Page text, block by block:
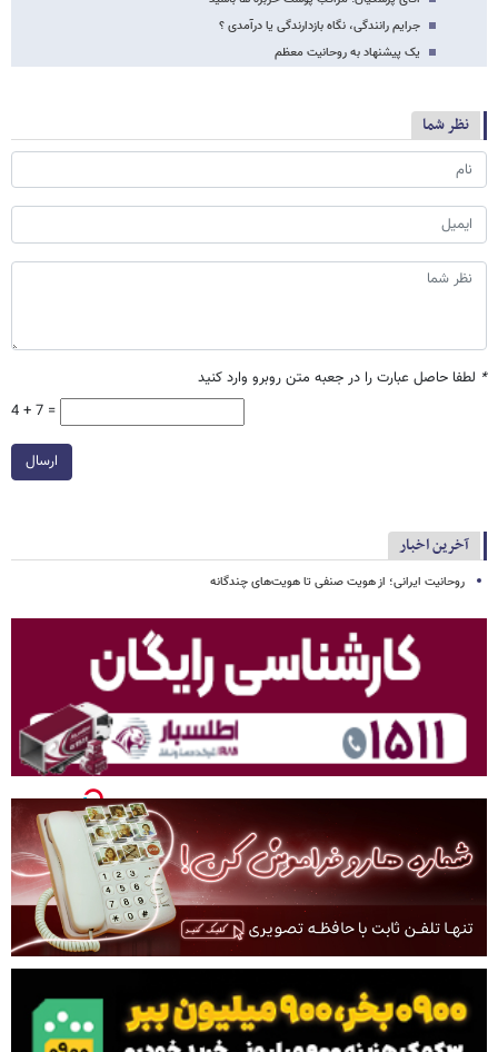
جرایم رانندگی، نگاه بازدارندگی یا درآمدی ؟
یک پیشنهاد به روحانیت معظم
نظر شما
* لطفا حاصل عبارت را در جعبه متن روبرو وارد کنید
4 + 7 =
ارسال
آخرین اخبار
روحانیت ایرانی؛ از هویت صنفی تا هویت‌های چندگانه